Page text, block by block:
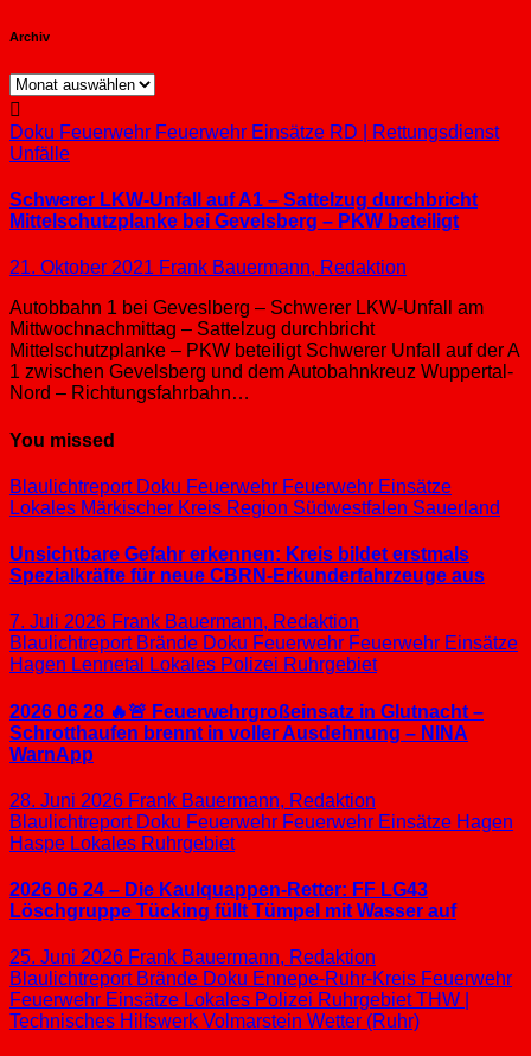
Archiv
Archiv
Doku Feuerwehr Feuerwehr Einsätze RD | Rettungsdienst
Unfälle
Schwerer LKW-Unfall auf A1 – Sattelzug durchbricht
Mittelschutzplanke bei Gevelsberg – PKW beteiligt
21. Oktober 2021 Frank Bauermann, Redaktion
Autobbahn 1 bei Geveslberg – Schwerer LKW-Unfall am
Mittwochnachmittag – Sattelzug durchbricht
Mittelschutzplanke – PKW beteiligt Schwerer Unfall auf der A
1 zwischen Gevelsberg und dem Autobahnkreuz Wuppertal-
Nord – Richtungsfahrbahn…
You missed
Blaulichtreport Doku Feuerwehr Feuerwehr Einsätze
Lokales Märkischer Kreis Region Südwestfalen Sauerland
Unsichtbare Gefahr erkennen: Kreis bildet erstmals
Spezialkräfte für neue CBRN-Erkunderfahrzeuge aus
7. Juli 2026 Frank Bauermann, Redaktion
Blaulichtreport Brände Doku Feuerwehr Feuerwehr Einsätze
Hagen Lennetal Lokales Polizei Ruhrgebiet
2026 06 28 🔥🚨 Feuerwehrgroßeinsatz in Glutnacht –
Schrotthaufen brennt in voller Ausdehnung – NINA
WarnApp
28. Juni 2026 Frank Bauermann, Redaktion
Blaulichtreport Doku Feuerwehr Feuerwehr Einsätze Hagen
Haspe Lokales Ruhrgebiet
2026 06 24 – Die Kaulquappen-Retter: FF LG43
Löschgruppe Tücking füllt Tümpel mit Wasser auf
25. Juni 2026 Frank Bauermann, Redaktion
Blaulichtreport Brände Doku Ennepe-Ruhr-Kreis Feuerwehr
Feuerwehr Einsätze Lokales Polizei RuhrgebietTHW |
Technisches Hilfswerk Volmarstein Wetter (Ruhr)